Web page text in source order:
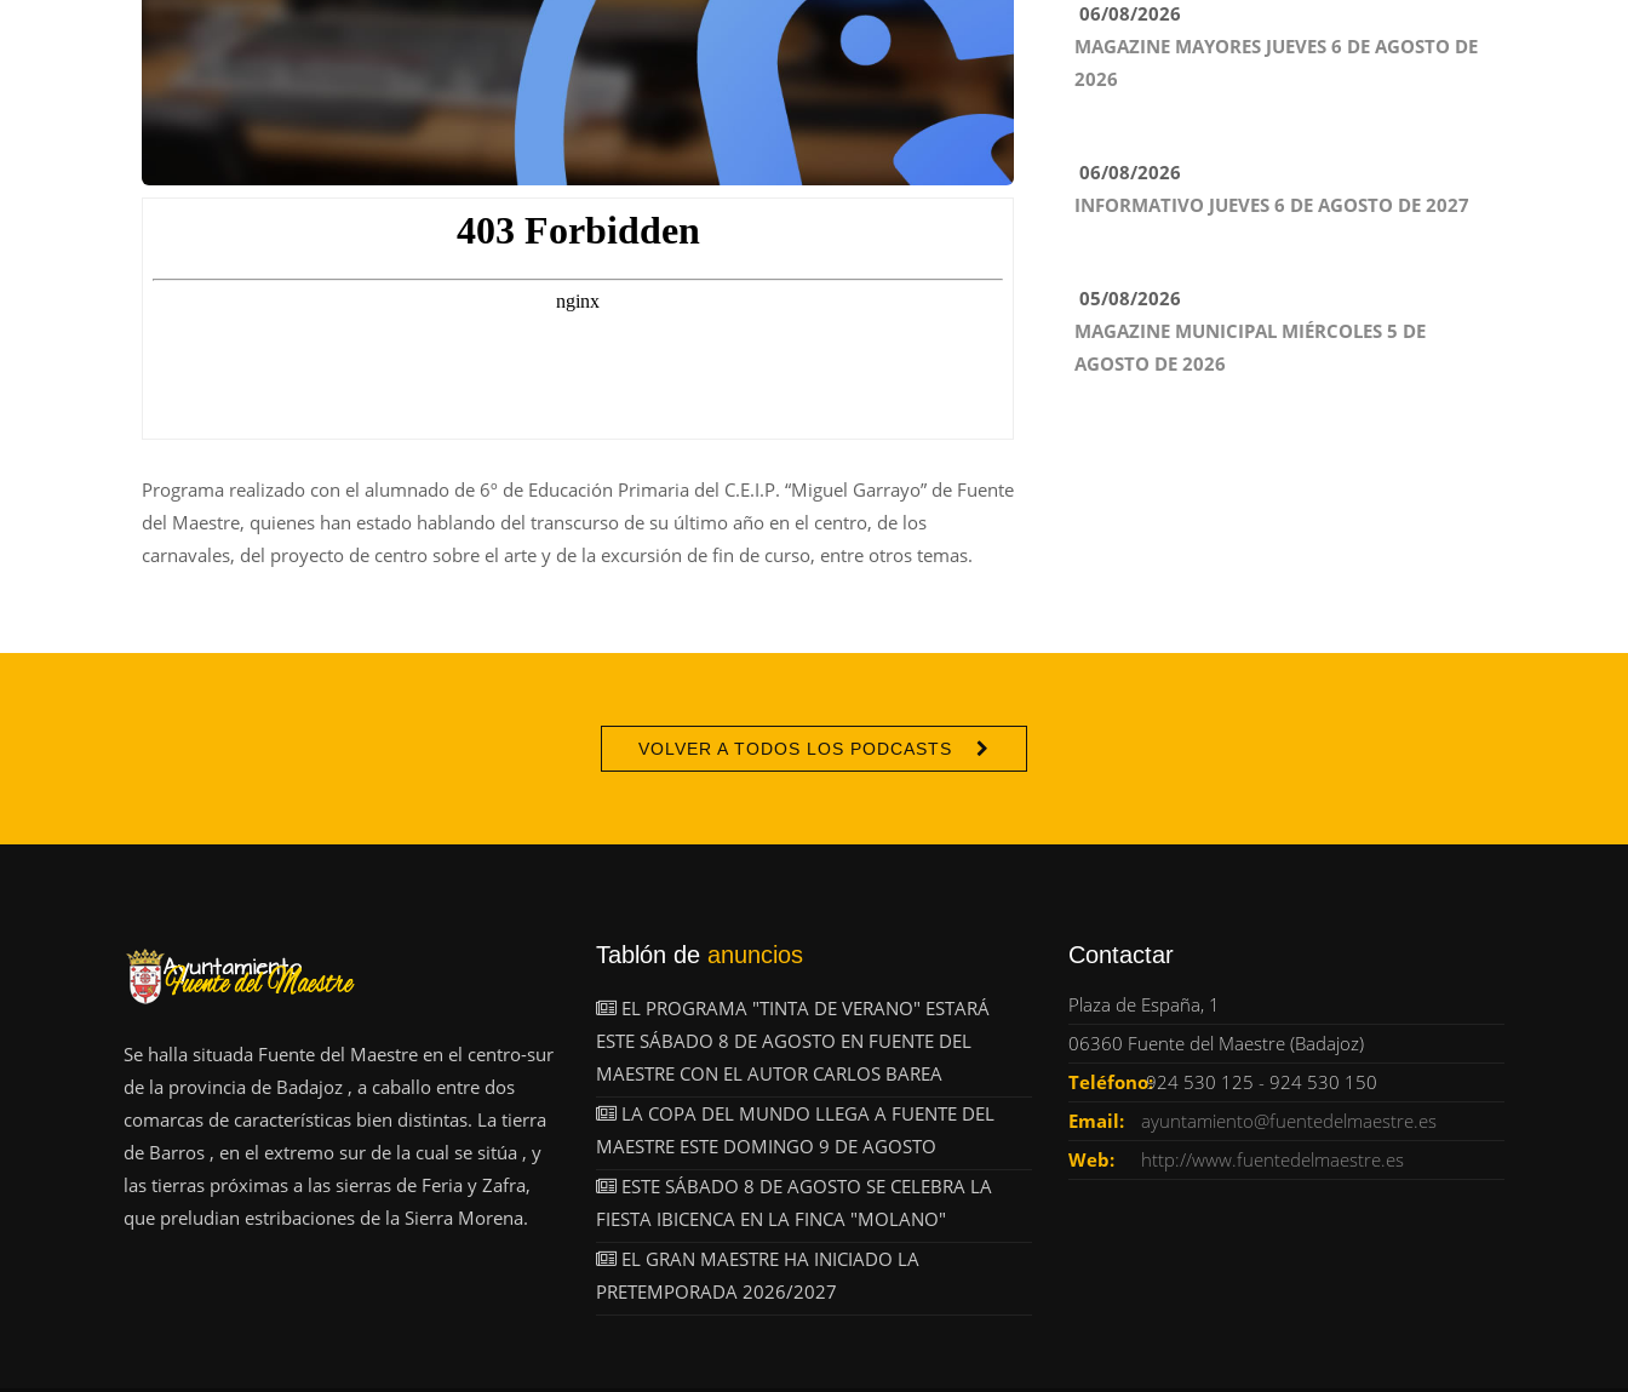
Programa realizado con el alumnado de 6º de Educación Primaria del C.E.I.P. “Miguel Garrayo” de Fuente
del Maestre, quienes han estado hablando del transcurso de su último año en el centro, de los
carnavales, del proyecto de centro sobre el arte y de la excursión de fin de curso, entre otros temas.
06/08/2026
MAGAZINE MAYORES JUEVES 6 DE AGOSTO DE
2026
06/08/2026
INFORMATIVO JUEVES 6 DE AGOSTO DE 2027
05/08/2026
MAGAZINE MUNICIPAL MIÉRCOLES 5 DE
AGOSTO DE 2026
VOLVER A TODOS LOS PODCASTS
Se halla situada Fuente del Maestre en el centro-sur
de la provincia de Badajoz , a caballo entre dos
comarcas de características bien distintas. La tierra
de Barros , en el extremo sur de la cual se sitúa , y
las tierras próximas a las sierras de Feria y Zafra,
que preludian estribaciones de la Sierra Morena.
Tablón de anuncios
EL PROGRAMA "TINTA DE VERANO" ESTARÁ
ESTE SÁBADO 8 DE AGOSTO EN FUENTE DEL
MAESTRE CON EL AUTOR CARLOS BAREA
LA COPA DEL MUNDO LLEGA A FUENTE DEL
MAESTRE ESTE DOMINGO 9 DE AGOSTO
ESTE SÁBADO 8 DE AGOSTO SE CELEBRA LA
FIESTA IBICENCA EN LA FINCA "MOLANO"
EL GRAN MAESTRE HA INICIADO LA
PRETEMPORADA 2026/2027
Contactar
Plaza de España, 1
06360 Fuente del Maestre (Badajoz)
Teléfono:924 530 125 - 924 530 150
Email:
ayuntamiento@fuentedelmaestre.es
Web:
http://www.fuentedelmaestre.es